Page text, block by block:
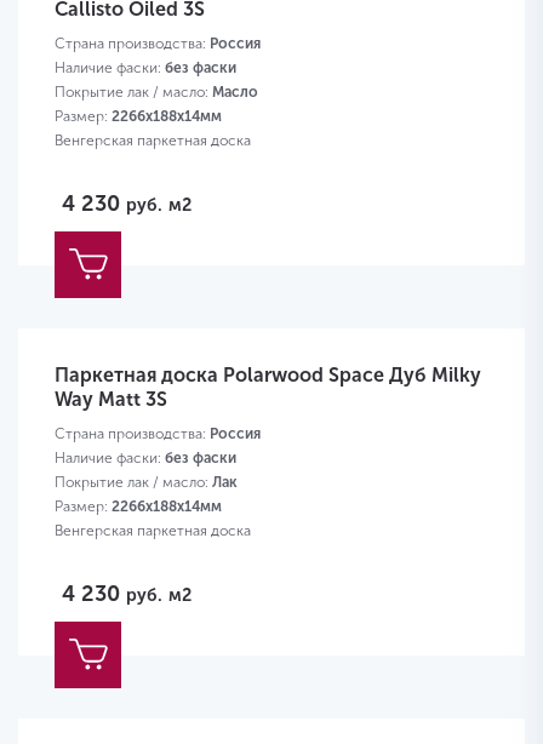
Callisto Oiled 3S
Страна производства: Россия
Наличие фаски: без фаски
Покрытие лак / масло: Масло
Размер: 2266х188х14мм
Венгерская паркетная доска
4 230 руб. м2
Паркетная доска Polarwood Space Дуб Milky
Way Matt 3S
Страна производства: Россия
Наличие фаски: без фаски
Покрытие лак / масло: Лак
Размер: 2266х188х14мм
Венгерская паркетная доска
4 230 руб. м2